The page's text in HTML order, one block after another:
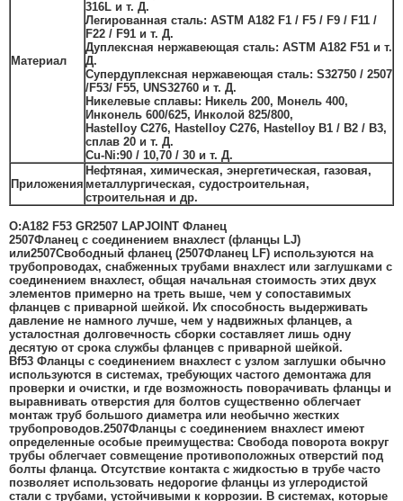
Материал
316L и т. Д.
Легированная сталь: ASTM A182 F1 / F5 / F9 / F11 /
F22 / F91 и т. Д.
Дуплексная нержавеющая сталь: ASTM A182 F51 и т.
Д.
Супердуплексная нержавеющая сталь: S32750 / 2507
/F53/ F55, UNS32760 и т. Д.
Никелевые сплавы: Никель 200, Монель 400,
Инконель 600/625, Инколой 825/800,
Hastelloy C276, Hastelloy C276, Hastelloy B1 / B2 / B3,
сплав 20 и т. Д.
Cu-Ni:90 / 10,70 / 30 и т. Д.
Приложения
Нефтяная, химическая, энергетическая, газовая,
металлургическая, судостроительная,
строительная и др.
О:A182 F53 GR2507 LAPJOINT Фланец
2507Фланец с соединением внахлест (фланцы LJ)
или2507Свободный фланец (2507Фланец LF) используются на
трубопроводах, снабженных трубами внахлест или заглушками с
соединением внахлест, общая начальная стоимость этих двух
элементов примерно на треть выше, чем у сопоставимых
фланцев с приварной шейкой. Их способность выдерживать
давление не намного лучше, чем у надвижных фланцев, а
усталостная долговечность сборки составляет лишь одну
десятую от срока службы фланцев с приварной шейкой.
Вf53 Фланцы с соединением внахлест с узлом заглушки обычно
используются в системах, требующих частого демонтажа для
проверки и очистки, и где возможность поворачивать фланцы и
выравнивать отверстия для болтов существенно облегчает
монтаж труб большого диаметра или необычно жестких
трубопроводов.2507Фланцы с соединением внахлест имеют
определенные особые преимущества: Свобода поворота вокруг
трубы облегчает совмещение противоположных отверстий под
болты фланца. Отсутствие контакта с жидкостью в трубе часто
позволяет использовать недорогие фланцы из углеродистой
стали с трубами, устойчивыми к коррозии. В системах, которые